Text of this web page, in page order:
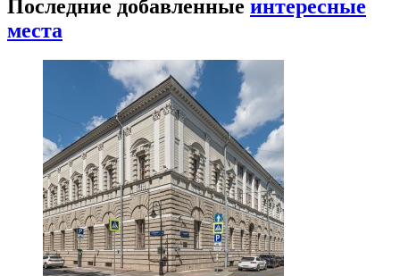
Последние добавленные интересные
места